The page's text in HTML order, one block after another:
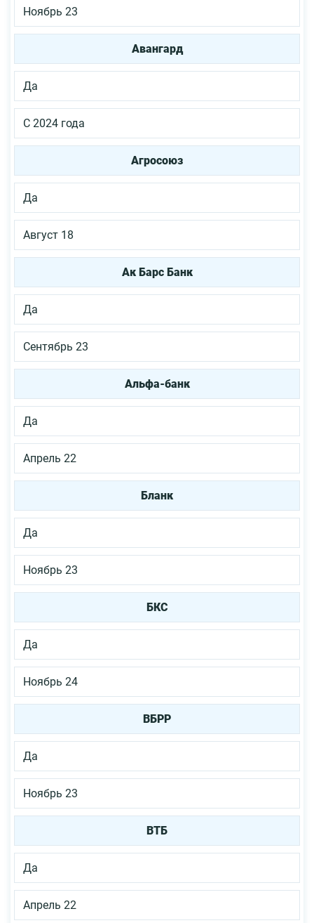
Ноябрь 23
Авангард
Да
С 2024 года
Агросоюз
Да
Август 18
Ак Барс Банк
Да
Сентябрь 23
Альфа-банк
Да
Апрель 22
Бланк
Да
Ноябрь 23
БКС
Да
Ноябрь 24
ВБРР
Да
Ноябрь 23
ВТБ
Да
Апрель 22